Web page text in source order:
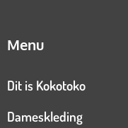
Menu
Dit is Kokotoko
Dameskleding